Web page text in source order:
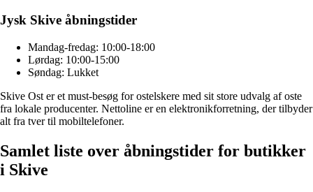
Jysk Skive åbningstider
Mandag-fredag: 10:00-18:00
Lørdag: 10:00-15:00
Søndag: Lukket
Skive Ost er et must-besøg for ostelskere med sit store udvalg af oste
fra lokale producenter. Nettoline er en elektronikforretning, der tilbyder
alt fra tver til mobiltelefoner.
Samlet liste over åbningstider for butikker
i Skive